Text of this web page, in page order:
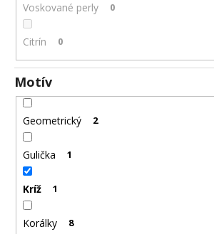
Voskované perly 0
Citrín 0
Motív
Geometrický 2
Gulička 1
Kríž 1
Korálky 8